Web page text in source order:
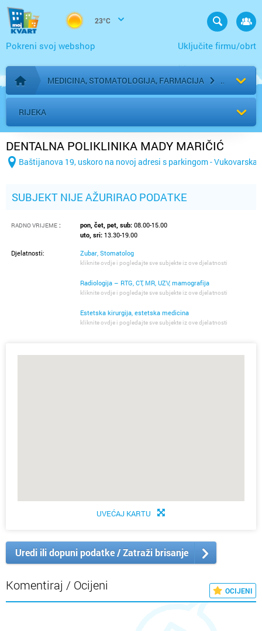
23°C
Uključite firmu/obrt
Pokreni svoj webshop
Početna stranica
MEDICINA, STOMATOLOGIJA, FARMACIJA
RIJEKA
DENTALNA POLIKLINIKA MADY MARIČIĆ
Baštijanova 19, uskoro na novoj adresi s parkingom - Vukovarska
SUBJEKT NIJE AŽURIRAO PODATKE
RADNO VRIJEME: pon, čet, pet, sub:08.00-15.00
uto, sri:13.30-19.00
Djelatnosti: Zubar, Stomatolog
kliknite ovdje i pogledajte sve subjekte iz ove djelatnosti
Radiologija – RTG, CT, MR, UZV, mamografija
kliknite ovdje i pogledajte sve subjekte iz ove djelatnosti
Estetska kirurgija, estetska medicina
kliknite ovdje i pogledajte sve subjekte iz ove djelatnosti
UVEĆAJ KARTU
Uredi ili dopuni podatke / Zatraži brisanje
Komentiraj / Ocijeni OCIJENI